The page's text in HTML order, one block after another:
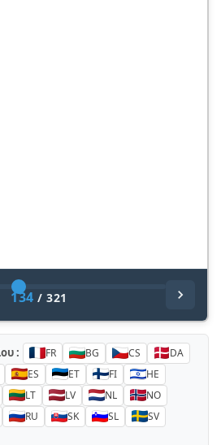
134 /321
: FR BG CS
DA
ES ET FI
HE
LT LV NL
NO
RU SK SL
SV